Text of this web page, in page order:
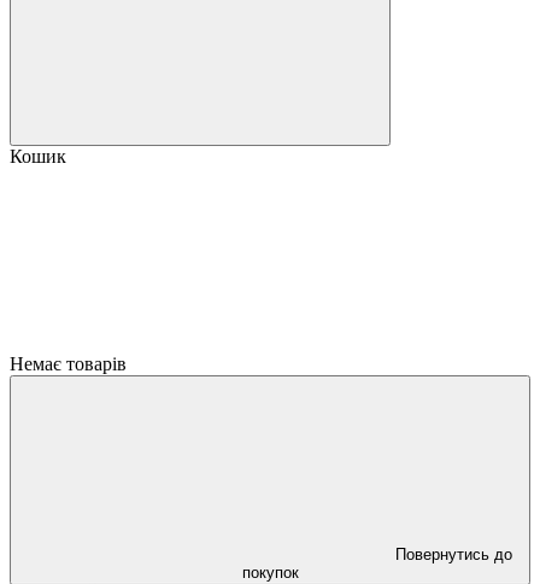
Кошик
Немає товарів
Повернутись до
покупок